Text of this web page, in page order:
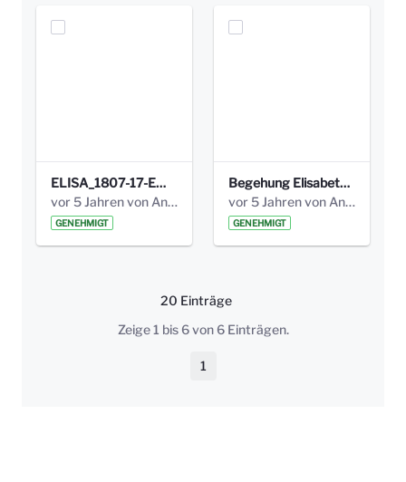
ELISA_1807-17-EW_BEZIRK-kl_compressed.pdf
vor 5 Jahren von Anni Schlumberger
GENEHMIGT
Begehung Elisabethenanlage 1.8.17_Protokoll .pdf
vor 5 Jahren von Anni Schlumberger
GENEHMIGT
20 Einträge
Pro Seite
Zeige 1 bis 6 von 6 Einträgen.
Seite
1